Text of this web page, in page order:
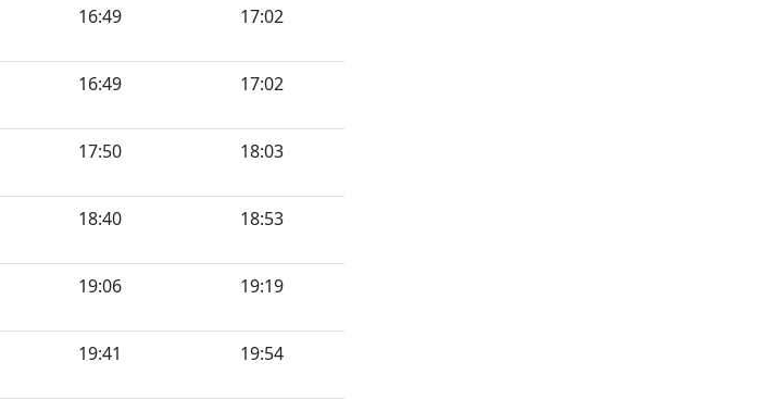
16:49 17:02
16:49 17:02
17:50 18:03
18:40 18:53
19:06 19:19
19:41 19:54